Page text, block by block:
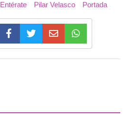
Entérate Pilar Velasco Portada